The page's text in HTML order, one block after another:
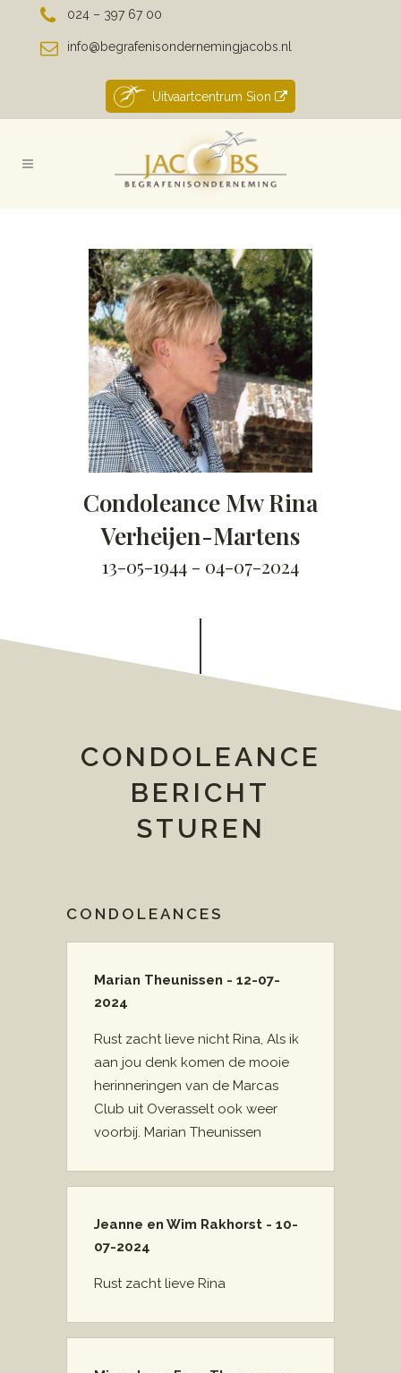
024 – 397 67 00
info@begrafenisondernemingjacobs.nl
Uitvaartcentrum Sion
Condoleance Mw Rina
Verheijen-Martens
13-05-1944 - 04-07-2024
CONDOLEANCE
BERICHT
STUREN
CONDOLEANCES
Marian Theunissen - 12-07-
2024
Rust zacht lieve nicht Rina, Als ik
aan jou denk komen de mooie
herinneringen van de Marcas
Club uit Overasselt ook weer
voorbij. Marian Theunissen
Jeanne en Wim Rakhorst - 10-
07-2024
Rust zacht lieve Rina